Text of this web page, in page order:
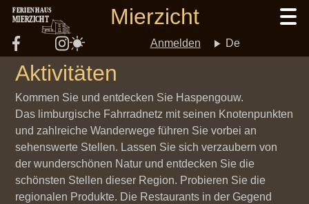
Direkt
zum
Inhalt
MIERZICHT
FERIENHAUS Mierzicht
De
User
account
menu
Anmelden
Aktivitäten
Kommen Sie und entdecken Sie Haspengouw.
Das limburgische Fahrradnetz mit seinen Knotenpunkten
und zahlreiche Wanderwege führen Sie vorbei an
sehenswerte Stellen. Lassen Sie sich verzaubern von
der wunderschönen Natur und entdecken Sie die
schönsten Stellen dieser Region. Probieren Sie die
regionalen Produkte. Die Restaurants in der Gegend